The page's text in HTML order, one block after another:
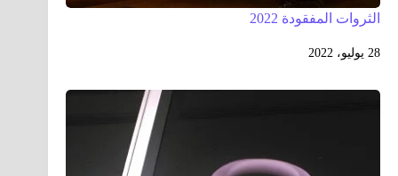
الثروات المفقودة 2022
28 يوليو، 2022